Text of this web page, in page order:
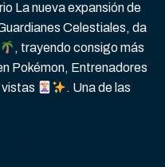
La nueva expansión de
Celestiales, da
, trayendo consigo más
Pokémon, Entrenadores
. Una de las